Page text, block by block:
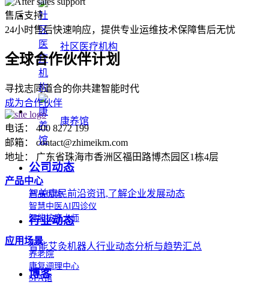
社区医疗机构
康养馆
公司动态
智美康民前沿资讯,了解企业发展动态
行业动态
智能艾灸机器人行业动态分析与趋势汇总
博客
售后支持
24小时售后快速响应，提供专业运维技术保障售后无忧
全球合作伙伴计划
寻找志同道合的你共建智能时代
成为合作伙伴
电话： 400 8272 199
邮箱： contact@zhimeikm.com
地址： 广东省珠海市香洲区福田路博杰园区1栋4层
产品中心
产品优势
智慧中医AI四诊仪
智能按摩大师
应用场景
养老院
康复调理中心
SPA馆